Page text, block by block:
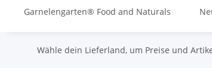
Garnelengarten® Food and Naturals
Wähle dein Lieferland, um Preise und